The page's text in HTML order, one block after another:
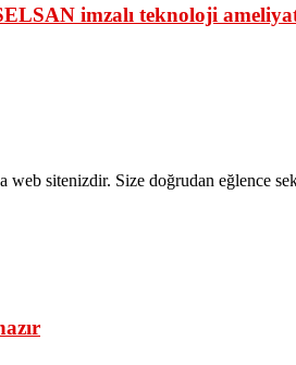
imzalı teknoloji
sitenizdir. Size doğrudan eğlence